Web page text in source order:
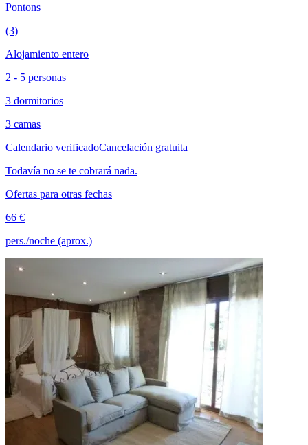
Pontons
(3)
Alojamiento entero
2 - 5 personas
3 dormitorios
3 camas
Calendario verificadoCancelación gratuita
Todavía no se te cobrará nada.
Ofertas para otras fechas
66 €
pers./noche (aprox.)